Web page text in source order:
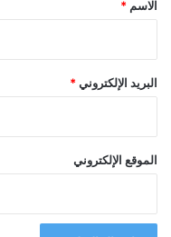
الاسم *
البريد الإلكتروني *
الموقع الإلكتروني